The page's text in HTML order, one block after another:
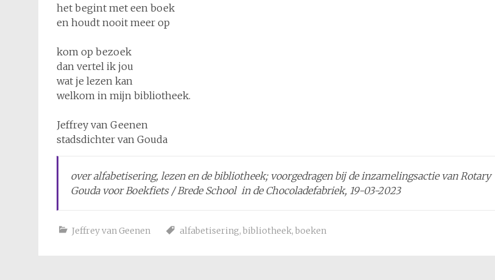
het begint met een boek
en houdt nooit meer op
kom op bezoek
dan vertel ik jou
wat je lezen kan
welkom in mijn bibliotheek.
Jeffrey van Geenen
stadsdichter van Gouda
over alfabetisering, lezen en de bibliotheek; voorgedragen bij de inzamelingsactie van Rotary
Gouda voor Boekfiets / Brede School in de Chocoladefabriek, 19-03-2023
Jeffrey van Geenen alfabetisering, bibliotheek, boeken